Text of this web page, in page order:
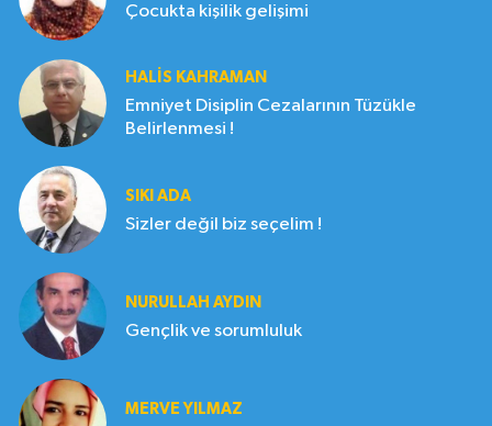
Çocukta kişilik gelişimi
HALIS KAHRAMAN
Emniyet Disiplin Cezalarının Tüzükle
Belirlenmesi !
SIKI ADA
Sizler değil biz seçelim !
NURULLAH AYDIN
Gençlik ve sorumluluk
MERVE YILMAZ